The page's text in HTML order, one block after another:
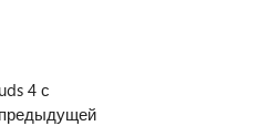
4 с
предыдущей